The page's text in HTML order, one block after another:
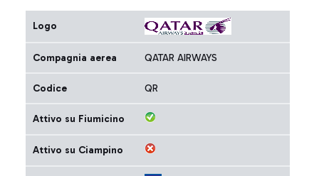
Logo
Compagnia aerea QATAR AIRWAYS
Codice QR
Attivo su Fiumicino
Attivo su Ciampino